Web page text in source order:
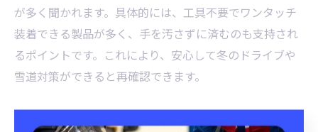
が多く聞かれます。具体的には、工具不要でワンタッチ
装着できる製品が多く、手を汚さずに済むのも支持され
るポイントです。これにより、安心して冬のドライブや
雪道対策ができると再確認できます。